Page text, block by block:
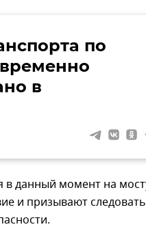
по
в
в данный момент на
и призывают следовать